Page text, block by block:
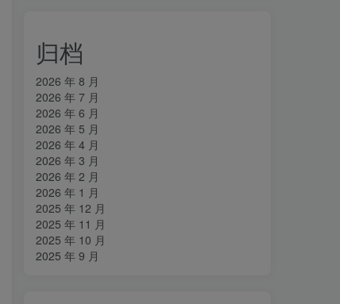
归档
2026 年 8 月
2026 年 7 月
2026 年 6 月
2026 年 5 月
2026 年 4 月
2026 年 3 月
2026 年 2 月
2026 年 1 月
2025 年 12 月
2025 年 11 月
2025 年 10 月
2025 年 9 月